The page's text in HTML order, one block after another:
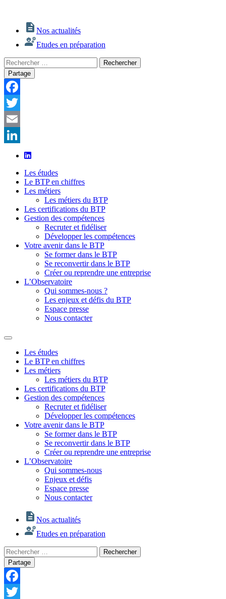
Nos actualités
Etudes en préparation
Rechercher
:
Rechercher
Partage
Facebook
Twitter
Email
LinkedIn
Les études
Le BTP en chiffres
Les métiers
Les métiers du BTP
Les certifications du BTP
Gestion des compétences
Recruter et fidéliser
Développer les compétences
Votre avenir dans le BTP
Se former dans le BTP
Se reconvertir dans le BTP
Créer ou reprendre une entreprise
L’Observatoire
Qui sommes-nous ?
Les enjeux et défis du BTP
Espace presse
Nous contacter
Les études
Le BTP en chiffres
Les métiers
Les métiers du BTP
Les certifications du BTP
Gestion des compétences
Recruter et fidéliser
Développer les compétences
Votre avenir dans le BTP
Se former dans le BTP
Se reconvertir dans le BTP
Créer ou reprendre une entreprise
L’Observatoire
Qui sommes-nous
Enjeux et défis
Espace presse
Nous contacter
Nos actualités
Etudes en préparation
Rechercher
:
Rechercher
Partage
Facebook